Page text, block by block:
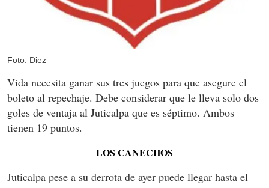
Foto: Diez
Vida necesita ganar sus tres juegos para que asegure el
boleto al repechaje. Debe considerar que le lleva solo dos
goles de ventaja al Juticalpa que es séptimo. Ambos
tienen 19 puntos.
LOS CANECHOS
Juticalpa pese a su derrota de ayer puede llegar hasta el